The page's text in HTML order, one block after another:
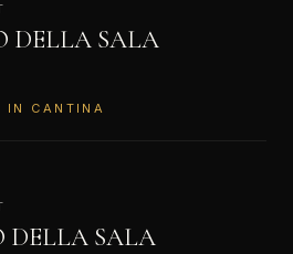
DELLA SALA
IN CANTINA
DELLA SALA